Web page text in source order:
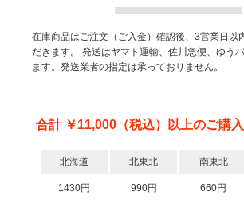
在庫商品はご注文（ご入金）確認後、3営業日以
だきます。
発送はヤマト運輸、佐川急便、ゆう
ます。発送業者の指定は承っておりません。
合計 ￥11,000（税込）以上のご購
北海道 北東北 南東北
1430円 990円 660円